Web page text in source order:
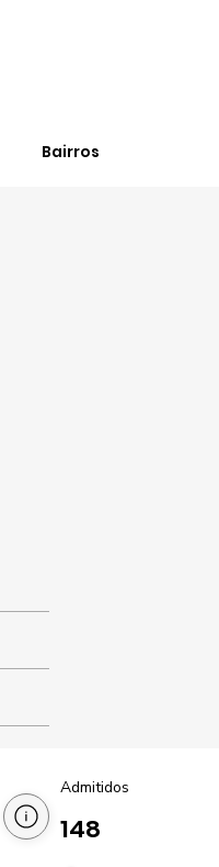
Admitidos
148
Bairros